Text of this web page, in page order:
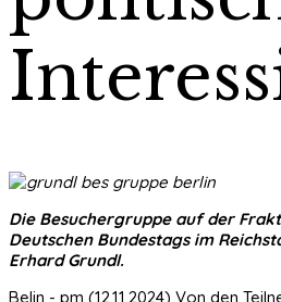
Die Besuchergruppe auf der
Deutschen Bundestags im
Erhard Grundl.
Belin - pm (12.11.2024) Von den